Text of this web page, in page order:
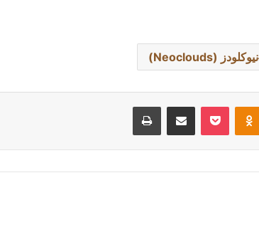
نيوكلودز (Neoclouds)
Odnoklassniki
‫Pocket مشاركة عبر البريد طباعة